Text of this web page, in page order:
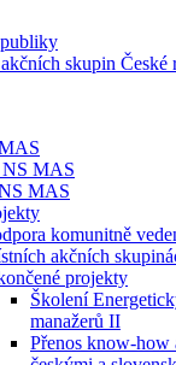
skupin České
NS MAS
MAS
komunitně
akčních
projekty
Školení
manažerů II
Přenos know-how